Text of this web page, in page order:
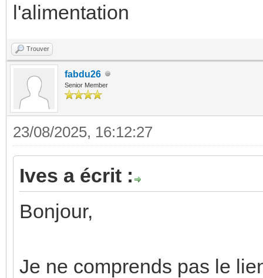
l'alimentation
Trouver
fabdu26
Senior Member
23/08/2025, 16:12:27
Ives a écrit :
Bonjour,
Je ne comprends pas le